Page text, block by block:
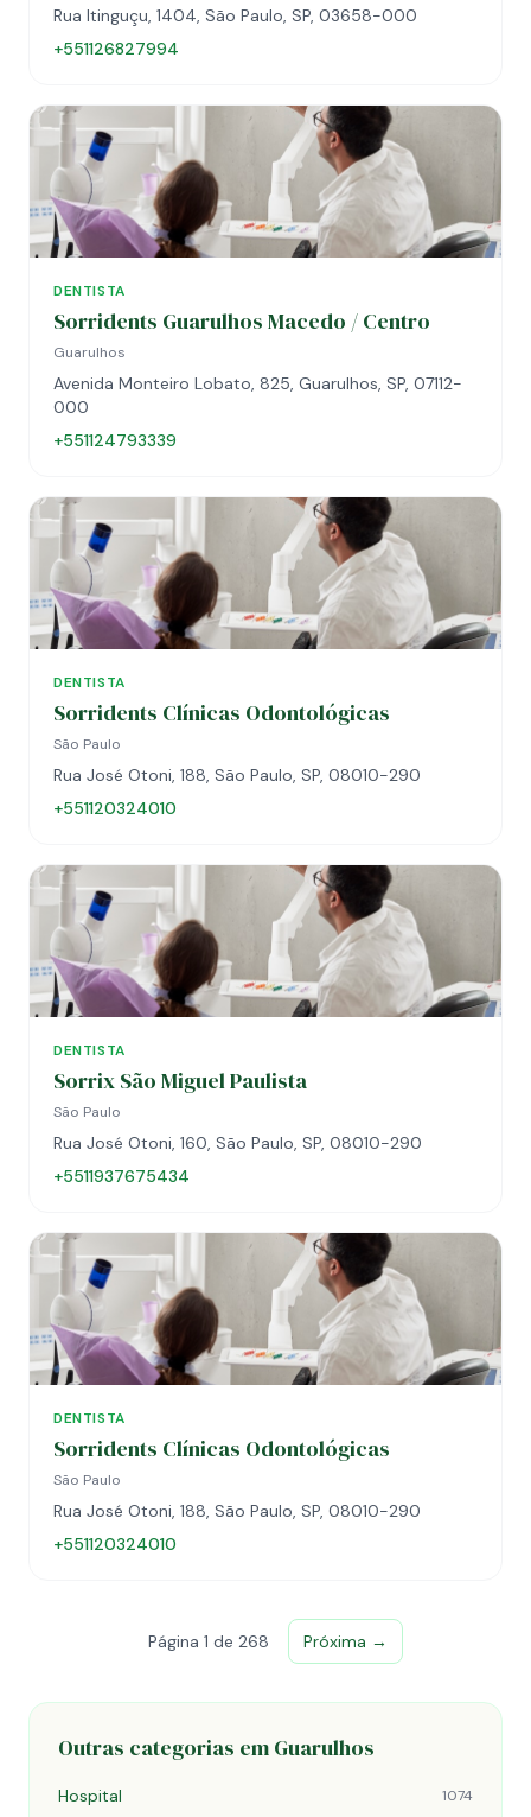
Rua Itinguçu, 1404, São Paulo, SP, 03658-000
+551126827994
DENTISTA
Sorridents Guarulhos Macedo / Centro
Guarulhos
Avenida Monteiro Lobato, 825, Guarulhos, SP, 07112-
000
+551124793339
DENTISTA
Sorridents Clínicas Odontológicas
São Paulo
Rua José Otoni, 188, São Paulo, SP, 08010-290
+551120324010
DENTISTA
Sorrix São Miguel Paulista
São Paulo
Rua José Otoni, 160, São Paulo, SP, 08010-290
+5511937675434
DENTISTA
Sorridents Clínicas Odontológicas
São Paulo
Rua José Otoni, 188, São Paulo, SP, 08010-290
+551120324010
Página 1 de 268 Próxima →
Outras categorias em Guarulhos
Hospital 1074